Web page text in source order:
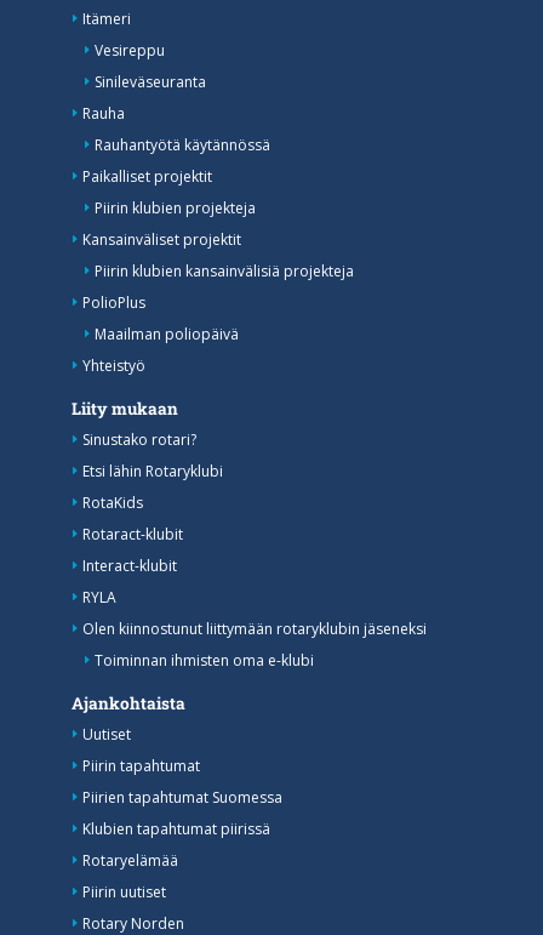
Itämeri
Vesireppu
Sinileväseuranta
Rauha
Rauhantyötä käytännössä
Paikalliset projektit
Piirin klubien projekteja
Kansainväliset projektit
Piirin klubien kansainvälisiä projekteja
PolioPlus
Maailman poliopäivä
Yhteistyö
Liity mukaan
Sinustako rotari?
Etsi lähin Rotaryklubi
RotaKids
Rotaract-klubit
Interact-klubit
RYLA
Olen kiinnostunut liittymään rotaryklubin jäseneksi
Toiminnan ihmisten oma e-klubi
Ajankohtaista
Uutiset
Piirin tapahtumat
Piirien tapahtumat Suomessa
Klubien tapahtumat piirissä
Rotaryelämää
Piirin uutiset
Rotary Norden